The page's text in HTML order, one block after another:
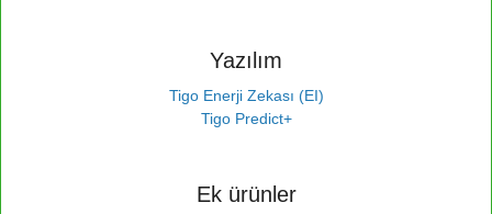
Yazılım
Tigo Enerji Zekası (EI)
Tigo Predict+
Ek ürünler